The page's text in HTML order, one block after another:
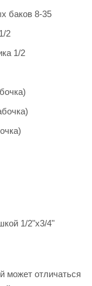
баков 8-35
2
1/2
1/2"х3/4"
может отличаться